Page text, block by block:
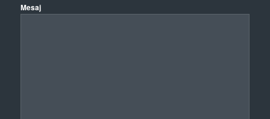
Mesaj